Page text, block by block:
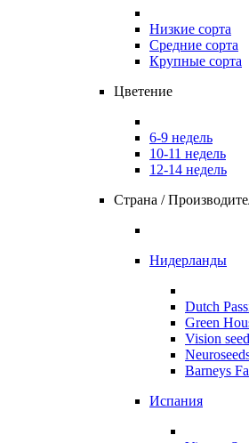
Низкие сорта
Средние сорта
Крупные сорта
Цветение
6-9 недель
10-11 недель
12-14 недель
Страна /
Нидерланды
Dutch
Green
Vision
Barneys
Испания